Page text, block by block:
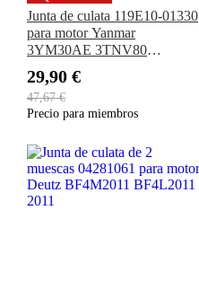
Junta de culata 119E10-01330
para motor Yanmar
3YM30AE 3TNV80
29,90 €
47,67 €
Precio para miembros